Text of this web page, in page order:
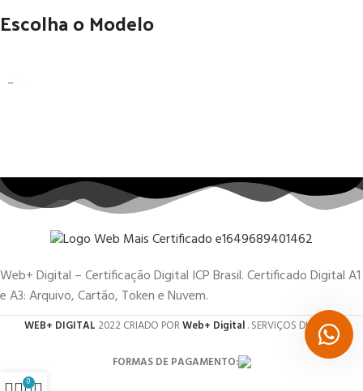
Escolha o Modelo
Web+ Digital – Certificação Digital ICP Brasil. Certificado Digital A1
e A3: Arquivo, Cartão, Token e Nuvem.
WEB+ DIGITAL 2022 CRIADO PORWeb+ Digital. SERVIÇOS DIGITAIS.
FORMAS DE PAGAMENTO:
0